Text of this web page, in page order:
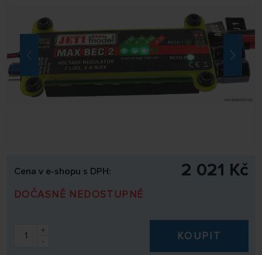
Cena v e-shopu s DPH: 2 021 Kč
DOČASNĚ NEDOSTUPNÉ
+
-
KOUPIT